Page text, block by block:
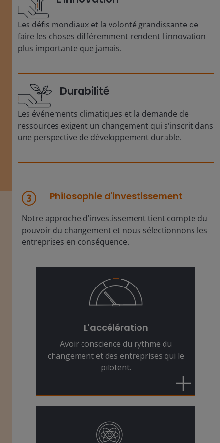
Les défis mondiaux et la volonté grandissante de
faire les choses différemment rendent l'innovation
plus importante que jamais.
Durabilité
Les événements climatiques et la demande de
ressources exigent un changement qui s'inscrit dans
une perspective de développement durable.
Philosophie d'investissement
Notre approche d'investissement tient compte du
pouvoir du changement et nous sélectionnons les
entreprises en conséquence.
L'accélération
Avoir conscience du rythme du
changement et des entreprises qui le
pilotent.
Les changements se succèdent à un
rythme plus rapide que jamais. Nous
identifions les entreprises qui se
positionnent de manière dynamique
pour devenir les gagnants de demain.
qui utilisent et fournissent des
techniques et des technologies